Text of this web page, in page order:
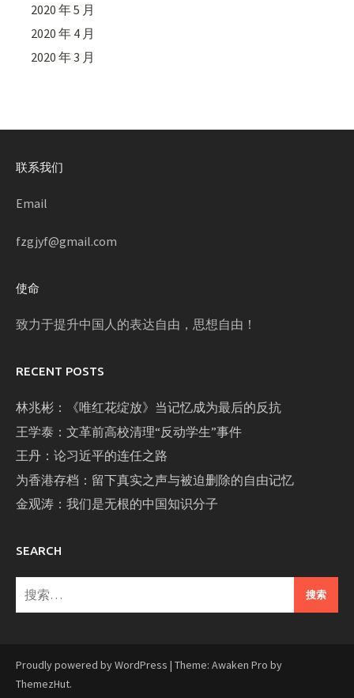
2020 年 5 月
2020 年 4 月
2020 年 3 月
联系我们
Email
fzgjyf@gmail.com
使命
致力于提升中国人的表达自由，思想自由！
RECENT POSTS
林兆彬：《唯红花绽放》当记忆成为最后的反抗
王学泰：文革前高校清理“反动学生”事件
王丹：论习近平的连任之路
为香港存档：留下真实之声与被迫删除的自由记忆
金观涛：我们是无根的中国知识分子
SEARCH
搜
索：
Proudly powered by WordPress | Theme: Awaken Pro by
ThemezHut.